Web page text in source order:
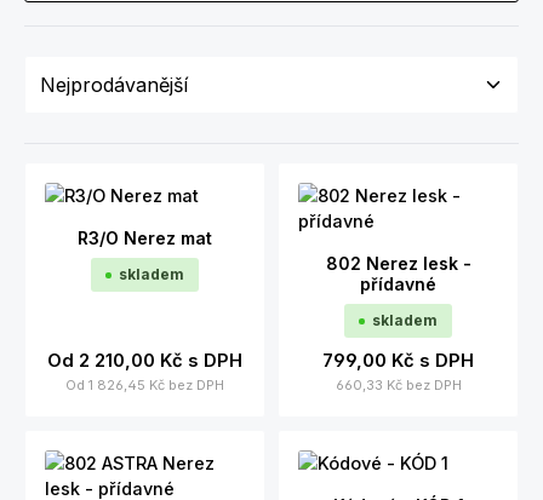
R3/O Nerez mat
skladem
Od 2 210,00 Kč s DPH
Od 1 826,45 Kč bez DPH
802 Nerez lesk -
přídavné
skladem
799,00 Kč s DPH
660,33 Kč bez DPH